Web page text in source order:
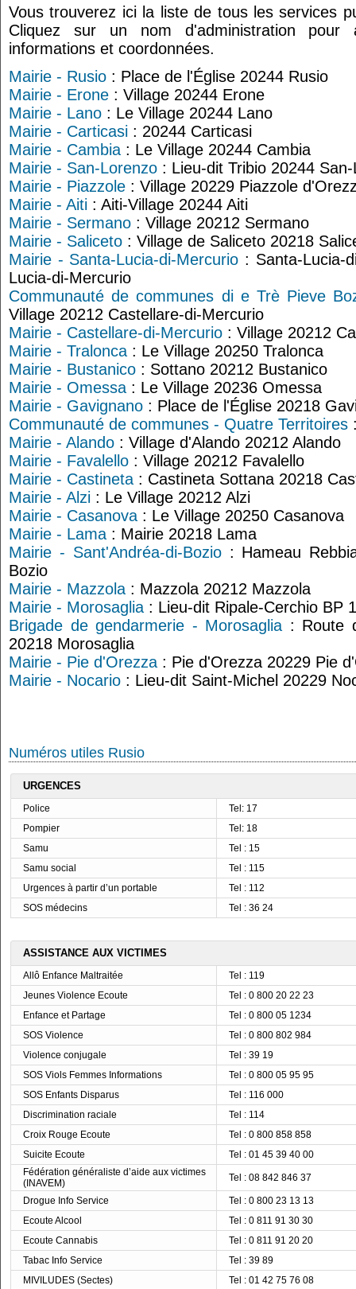
Vous trouverez ici la liste de tous les services
Cliquez sur un nom d'administration
informations et coordonnées.
Mairie - Rusio : Place de l'Église 20244 Rusio
Mairie - Erone : Village 20244 Erone
Mairie - Lano : Le Village 20244 Lano
Mairie - Carticasi : 20244 Carticasi
Mairie - Cambia : Le Village 20244 Cambia
Mairie - San-Lorenzo : Lieu-dit Tribio 20244
Mairie - Piazzole : Village 20229 Piazzole
Mairie - Aiti : Aiti-Village 20244 Aiti
Mairie - Sermano : Village 20212 Sermano
Mairie - Saliceto : Village de Saliceto 20218
Mairie - Santa-Lucia-di-Mercurio : Santa-Lucia-
Lucia-di-Mercurio
Communauté de communes di e Trè Pieve
Village 20212 Castellare-di-Mercurio
Mairie - Castellare-di-Mercurio : Village 20212
Mairie - Tralonca : Le Village 20250 Tralonca
Mairie - Bustanico : Sottano 20212 Bustanico
Mairie - Omessa : Le Village 20236 Omessa
Mairie - Gavignano : Place de l'Église 20218
Communauté de communes - Quatre Territoires
Mairie - Alando : Village d'Alando 20212 Alando
Mairie - Favalello : Village 20212 Favalello
Mairie - Castineta : Castineta Sottana 20218
Mairie - Alzi : Le Village 20212 Alzi
Mairie - Casanova : Le Village 20250 Casanova
Mairie - Lama : Mairie 20218 Lama
Mairie - Sant'Andréa-di-Bozio: Hameau
Bozio
Mairie - Mazzola : Mazzola 20212 Mazzola
Mairie - Morosaglia : Lieu-dit Ripale-Cerchio BP
Brigade de gendarmerie - Morosaglia : Route
20218 Morosaglia
Mairie - Pie d'Orezza : Pie d'Orezza 20229 Pie
Mairie - Nocario : Lieu-dit Saint-Michel 20229
Numéros utiles Rusio
URGENCES
Police
Tel: 17
Pompier
Tel: 18
Samu
Tel : 15
Samu social
Tel : 115
Urgences à partir d’un portable
Tel : 112
SOS médecins
Tel : 36 24
ASSISTANCE AUX VICTIMES
Allô Enfance Maltraitée
Tel : 119
Jeunes Violence Ecoute
Tel : 0 800 20 22 23
Enfance et Partage
Tel : 0 800 05 1234
SOS Violence
Tel : 0 800 802 984
Violence conjugale
Tel : 39 19
SOS Viols Femmes Informations
Tel : 0 800 05 95 95
SOS Enfants Disparus
Tel : 116 000
Discrimination raciale
Tel : 114
Croix Rouge Ecoute
Tel : 0 800 858 858
Suicite Ecoute
Tel : 01 45 39 40 00
Fédération généraliste d’aide aux victimes
(INAVEM)
Tel : 08 842 846 37
Drogue Info Service
Tel : 0 800 23 13 13
Ecoute Alcool
Tel : 0 811 91 30 30
Ecoute Cannabis
Tel : 0 811 91 20 20
Tabac Info Service
Tel : 39 89
MIVILUDES (Sectes)
Tel : 01 42 75 76 08